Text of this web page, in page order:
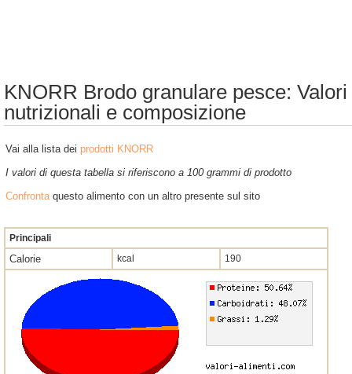
KNORR Brodo granulare pesce: Valori
nutrizionali e composizione
Vai alla lista dei prodotti KNORR
I valori di questa tabella si riferiscono a 100 grammi di prodotto
Confrontaquesto alimento con un altro presente sul sito
Principali
Calorie kcal 190